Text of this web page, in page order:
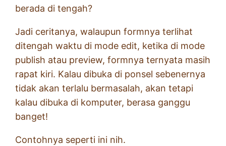
berada di tengah?
Jadi ceritanya, walaupun formnya terlihat
ditengah waktu di mode edit, ketika di mode
publish atau preview, formnya ternyata masih
rapat kiri. Kalau dibuka di ponsel sebenernya
tidak akan terlalu bermasalah, akan tetapi
kalau dibuka di komputer, berasa ganggu
banget!
Contohnya seperti ini nih.